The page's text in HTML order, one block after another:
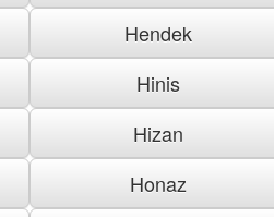
Hendek
Hinis
Hizan
Honaz